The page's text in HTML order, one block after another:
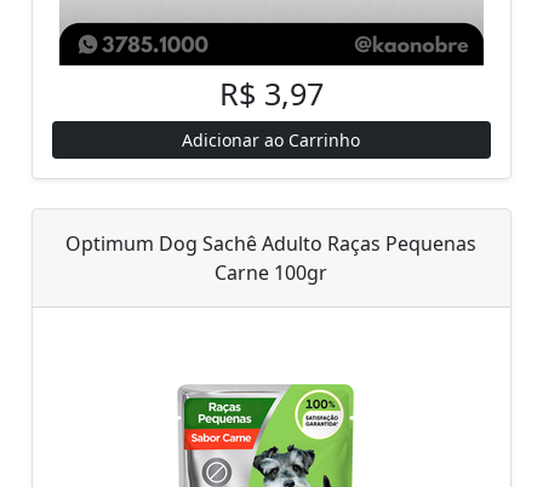
R$ 3,97
Adicionar ao Carrinho
Optimum Dog Sachê Adulto Raças Pequenas
Carne 100gr